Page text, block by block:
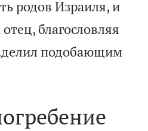
родов Израиля, и
благословляя
подобающим